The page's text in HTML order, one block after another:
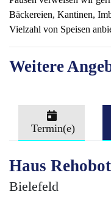
Bäckereien, Kantinen,
Vielzahl von Speisen
Weitere
Termin(e)
Haus
Bielefeld